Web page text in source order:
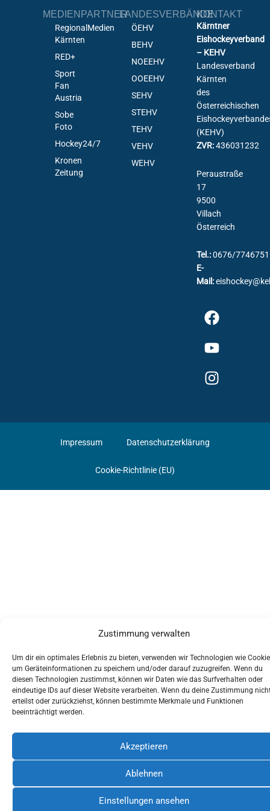
Zustimmung verwalten
Um dir ein optimales Erlebnis zu bieten, verwenden wir Technologien wie
um Geräteinformationen zu speichern und/oder darauf zuzugreifen. Wenn du
diesen Technologien zustimmst, können wir Daten wie das Surfverhalten oder
eindeutige IDs auf dieser Website verarbeiten. Wenn du deine Zustimmung
erteilst oder zurückziehst, können bestimmte Merkmale und Funktionen
beeinträchtigt werden.
Akzeptieren
Ablehnen
Einstellungen ansehen
MEDIENPARTNER
RegionalMedien
Kärnten
RED+
Sport
Fan
Austria
Sobe
Foto
Hockey24/7
Kronen
Zeitung
LANDESVERBÄNDE
ÖEHV
BEHV
NOEEHV
OOEEHV
SEHV
STEHV
TEHV
VEHV
WEHV
KONTAKT
Kärntner
Eishockeyverband
– KEHV
Landesverband
Kärnten
des
Österreichischen
(KEHV)
ZVR:436031232
Peraustraße
17
9500
Villach
Österreich
Tel.:0676/7746751
E-
Mail:
Impressum Datenschutzerklärung
Cookie-Richtlinie (EU)